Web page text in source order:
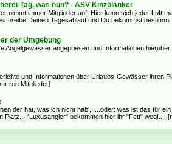
Tag, was nun? - ASV Kinzblanker
nimmt immer Mitglieder auf. Hier kann sich jeder Luft
Deinen Tagesablauf und Du bekommst
der Umgebung
Angelgewässer angepriesen und Informationen
und Informationen über Urlaubs-Gewässer ihren
reg.Mitglieder]
der hat, was ich nicht hab',.....oder: was ist das für
Platz...."Luxusangler" bekommen hier ihr "Fett" weg!....